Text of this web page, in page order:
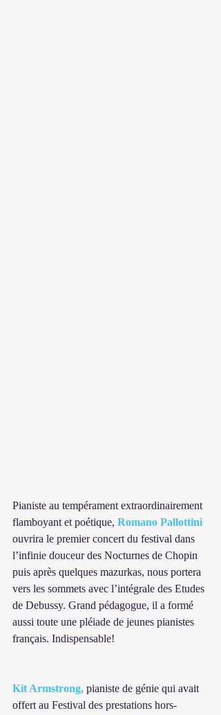
Pianiste au tempérament extraordinairement
flamboyant et poétique, Romano Pallottini
ouvrira le premier concert du festival dans
l’infinie douceur des Nocturnes de Chopin
puis après quelques mazurkas, nous portera
vers les sommets avec l’intégrale des Etudes
de Debussy. Grand pédagogue, il a formé
aussi toute une pléiade de jeunes pianistes
français. Indispensable!
Kit Armstrong, pianiste de génie qui avait
offert au Festival des prestations hors-